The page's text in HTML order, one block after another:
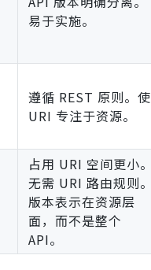
易于实施。
遵循 REST 原则。使
URI 专注于资源。
占用 URI 空间更小。
无需 URI 路由规则。
版本表示在资源层
面，而不是整个
API。